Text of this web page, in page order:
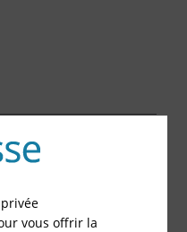
vous offrir la